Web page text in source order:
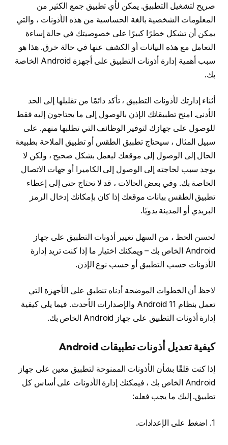
صريح لتشغيل التطبيق. يمكن لأي تطبيق جمع الكثير من
المعلومات الشخصية بالغة الحساسية من هذه الأذونات ، والتي
يمكن أن تشكل خطرًا كبيرًا على خصوصيتك في حالة إساءة
التعامل مع هذه البيانات أو الكشف عنها في حالة خرق. هذا هو
سبب أهمية إدارة أذونات التطبيق على أجهزة Android الخاصة
بك.
أثناء إدارتك لأذونات التطبيق ، تأكد دائمًا من تقليلها إلى الحد
الأدنى. امنح تطبيقاتك الإذن بالوصول إلى ما يحتاجون إليه فقط
للوصول على جهازك لتوفير الوظائف التي تطلبها منهم. على
سبيل المثال ، سيحتاج تطبيق الطقس أو تطبيق الملاحة بطبيعة
الحال إلى الوصول إلى موقعك ليعمل بشكل صحيح ، ولكن لا
يوجد سبب لحاجته إلى الوصول إلى الكاميرا أو جهات الاتصال
الخاصة بك. وفي بعض الحالات ، قد لا تحتاج حتى إلى إعطاء
تطبيق الطقس بيانات موقعك إذا كان بإمكانك إدخال الرمز
البريدي أو المدينة يدويًا.
لحسن الحظ ، من السهل تغيير أذونات التطبيق على جهاز
Android الخاص بك – ويمكنك اختيار ما إذا كنت تريد إدارة
الأذونات حسب التطبيق أو حسب نوع الإذن.
لاحظ أن الخطوات الموضحة أدناه تنطبق على الأجهزة التي
تعمل بنظام Android 11 والإصدارات الأحدث. فيما يلي كيفية
إدارة أذونات التطبيق على جهاز Android الخاص بك.
كيفية تعديل أذونات تطبيقات Android
إذا كنت قلقًا بشأن الأذونات الممنوحة لتطبيق معين على جهاز
Android الخاص بك ، فيمكنك إدارة الأذونات على أساس كل
تطبيق. إليك ما يجب فعله:
1. اضغط على الإعدادات.